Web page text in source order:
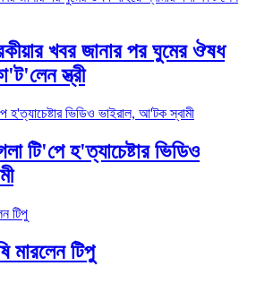
খবর জানার পর ঘুমের ঔষধ
স্ত্রী
টি'পে হ'ত্যাচেষ্টার ভিডিও
মারলেন টিপু